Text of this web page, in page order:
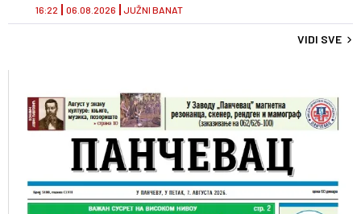
JUŽNI BANAT
16:22 06.08.2026
VIDI SVE